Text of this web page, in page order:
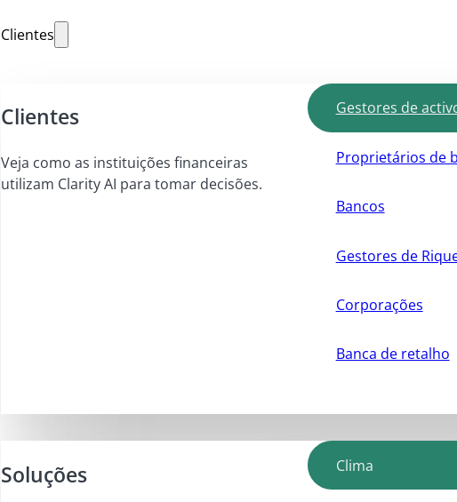
Clientes
Clientes
Veja como as instituições financeiras
utilizam Clarity AI para tomar decisões.
Gestores de
Proprietários de
Bancos
Gestores de
Corporações
Banca de retalho
Soluções Clima